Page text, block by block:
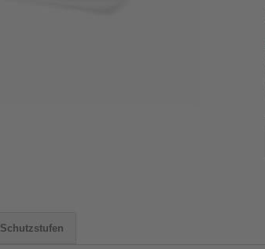
Schutzstufen